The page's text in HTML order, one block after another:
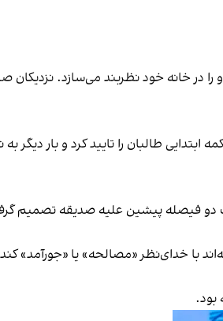
را در خانه خود نظربند می‌سازد. نزدیکان
بادغیس می‌رود، این دادگاه نیز با فیصله شماره ۷/۱ در تاریخ ۴ سنبله ۱۴۰۰ فیصله محکمه ابتدایی طالبان را
مدنی ریاست تمیز زون غرب رفت. نزدیکان صدیقه می‌گویند قاضیان این دیوان در ۱۰ سنبله ۱۴۰۳، برخلاف دو فیصله پیشین
با خدای‌نظر «مصالحه» یا «جورآمد» کند
بود.